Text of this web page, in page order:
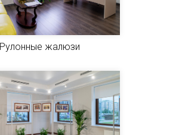
Рулонные жалюзи